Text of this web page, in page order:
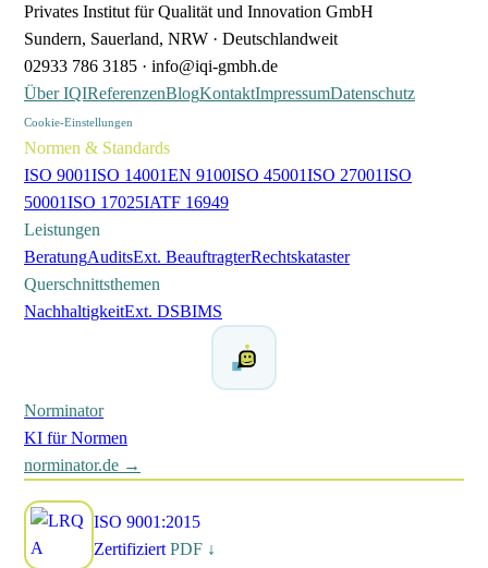
Privates Institut für Qualität und Innovation GmbH
Sundern, Sauerland, NRW · Deutschlandweit
02933 786 3185 · info@iqi-gmbh.de
Über IQIReferenzenBlogKontaktImpressumDatenschutz
Cookie-Einstellungen
Normen & Standards
ISO 9001ISO 14001EN 9100ISO 45001ISO 27001ISO
50001ISO 17025IATF 16949
Leistungen
BeratungAuditsExt. BeauftragterRechtskataster
Querschnittsthemen
NachhaltigkeitExt. DSBIMS
Norminator
KI für Normen
norminator.de →
ISO 9001:2015
Zertifiziert PDF ↓